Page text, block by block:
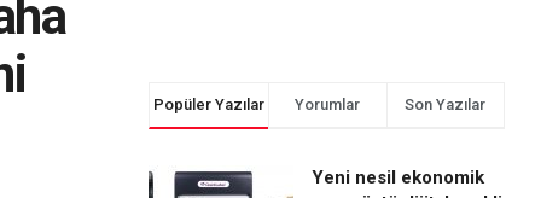
Popüler Yazılar Yorumlar Son Yazılar
Yeni nesil ekonomik